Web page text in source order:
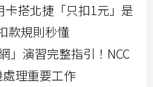
卡搭北捷「只扣1元」是
款規則秒懂
」演習完整指引！NCC
理重要工作